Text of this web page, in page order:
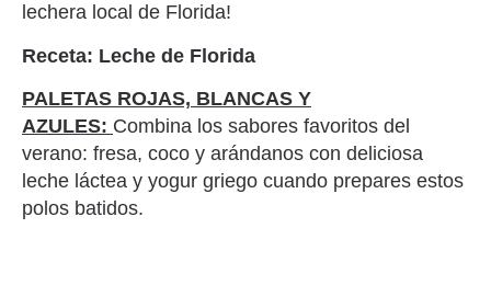
lechera local de Florida!
Receta: Leche de Florida
PALETAS ROJAS, BLANCAS Y
AZULES: Combina los sabores favoritos del
verano: fresa, coco y arándanos con deliciosa
leche láctea y yogur griego cuando prepares estos
polos batidos.